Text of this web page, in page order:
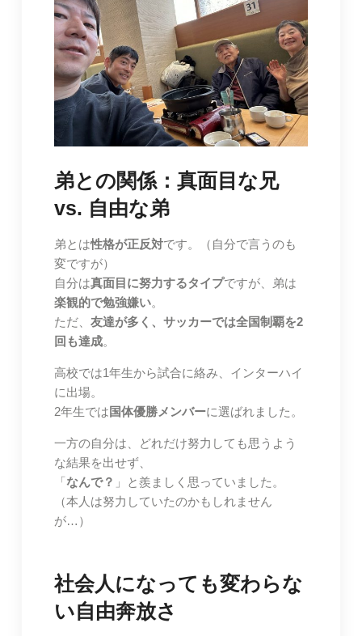
弟との関係：真面目な兄
vs. 自由な弟
弟とは性格が正反対です。（自分で言うのも
変ですが）
自分は真面目に努力するタイプですが、弟は
楽観的で勉強嫌い。
ただ、 友達が多く、サッカーでは全国制覇を2
回も達成。
高校では1年生から試合に絡み、インターハイ
に出場。
2年生では 国体優勝メンバーに選ばれました。
一方の自分は、どれだけ努力しても思うよう
な結果を出せず、
「なんで？ 」と羨ましく思っていました。
（本人は努力していたのかもしれません
が…）
社会人になっても変わらな
い自由奔放さ